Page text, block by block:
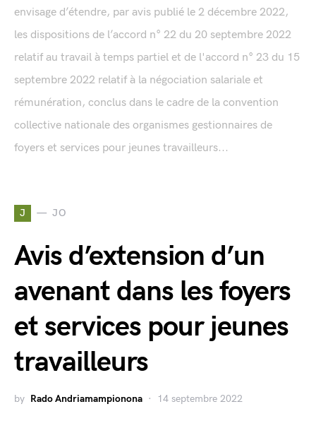
envisage d’étendre, par avis publié le 2 décembre 2022,
les dispositions de l’accord n° 22 du 20 septembre 2022
relatif au travail à temps partiel et de l'accord n° 23 du 15
septembre 2022 relatif à la négociation salariale et
rémunération, conclus dans le cadre de la convention
collective nationale des organismes gestionnaires de
foyers et services pour jeunes travailleurs...
J JO
Avis d’extension d’un
avenant dans les foyers
et services pour jeunes
travailleurs
by Rado Andriamampionona 14 septembre 2022